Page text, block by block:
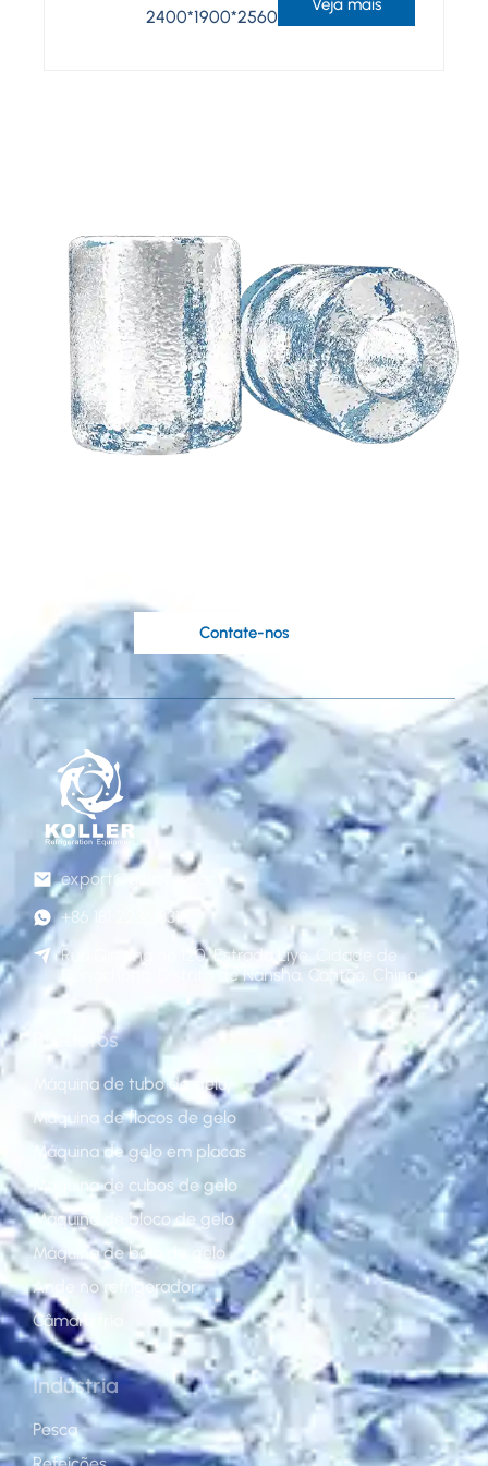
2400*1900*2560
Precisa de uma solução
Contate-nos
export@gzkoller.com
+86 181 2236 8318
Rua Qinlong nº 120, Estrada Liye, Cidade de
Dongchong, Distrito de Nansha, Cantão, China
Produtos
Máquina de tubo de gelo
Máquina de flocos de gelo
Máquina de gelo em placas
Máquina de cubos de gelo
Máquina de bloco de gelo
Máquina de bola de gelo
Ande no refrigerador
Câmara fria
Indústria
Pesca